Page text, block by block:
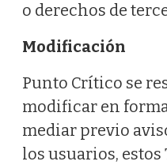
o derechos de
Modificación
Punto Crítico se
modificar en
mediar previo
los usuarios,